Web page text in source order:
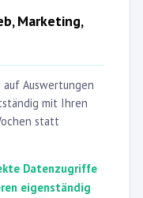
Marketing,
Auswertungen
mit Ihren
statt
Datenzugriffe
eigenständig